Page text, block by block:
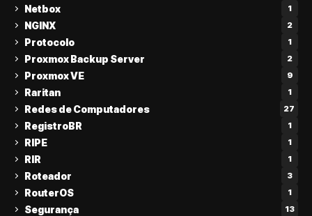
Netbox 1
NGINX 2
Protocolo 1
Proxmox Backup Server 2
Proxmox VE 9
Raritan 1
Redes de Computadores 27
RegistroBR 1
RIPE 1
RIR 1
Roteador 3
RouterOS 1
Segurança 13